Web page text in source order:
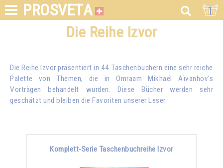
PROSVETA 1
Die Reihe Izvor
Die Reihe Izvor präsentiert in 44 Taschenbüchern eine sehr reiche
Palette von Themen, die inOmraam Mikhaël Aïvanhov's
Vorträgen behandelt wurden. Diese Bücher werden sehr
geschätzt und bleiben die Favoriten unserer Leser.
Komplett-Serie Taschenbuchreihe Izvor